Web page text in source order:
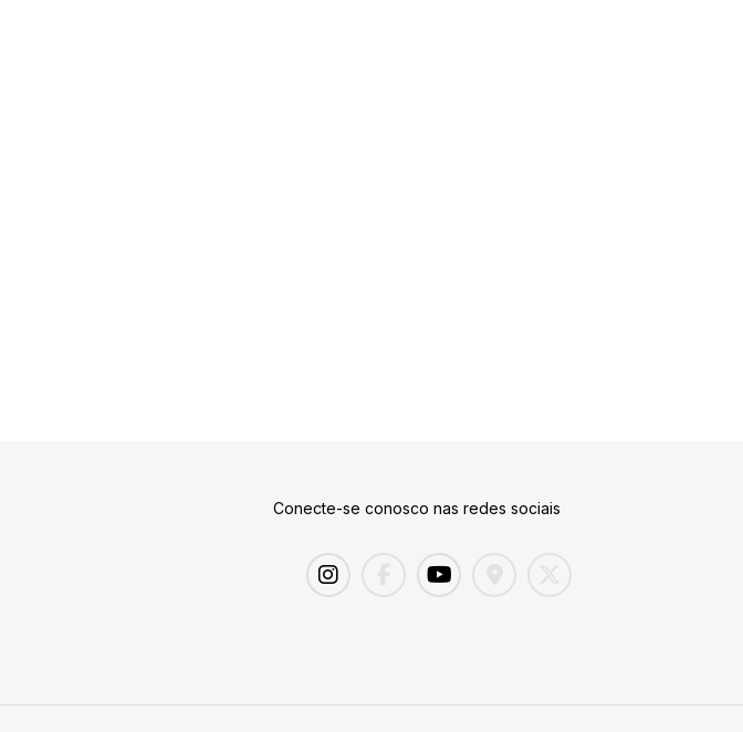
Conecte-se conosco nas redes sociais